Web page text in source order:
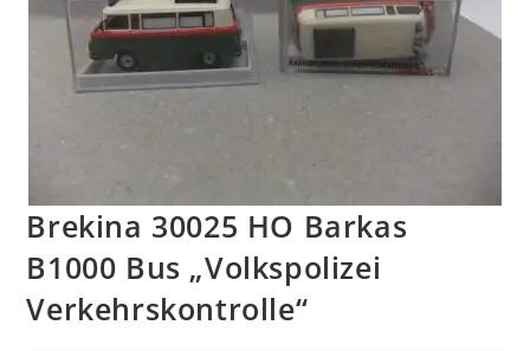
Brekina 30025 HO Barkas
B1000 Bus „Volkspolizei
Verkehrskontrolle“